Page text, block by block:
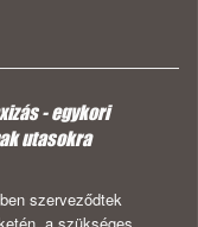
- egykori
utasokra
szerveződtek